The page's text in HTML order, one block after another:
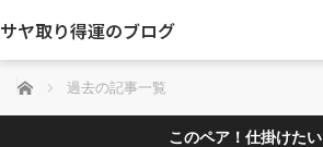
サヤ取り得運のブログ
ホーム 過去の記事一覧
このペア！仕掛けたい